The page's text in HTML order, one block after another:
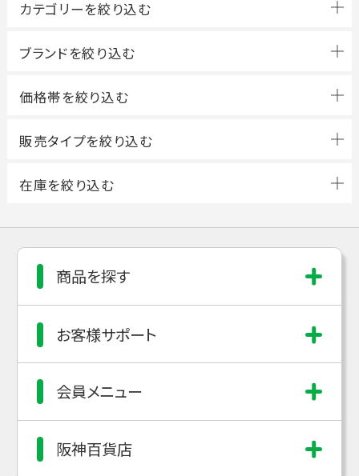
ブランドを絞り込む
商品を探す
お客様サポート
会員メニュー
阪神百貨店